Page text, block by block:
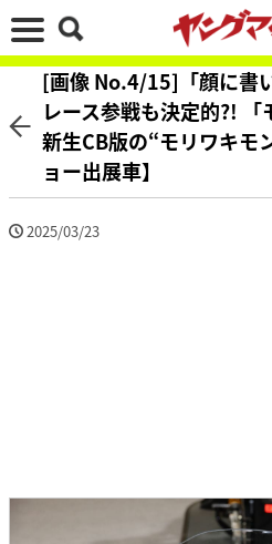
[画像 No.4/15]「顔に書
レース参戦も決定的?!
新生CB版の“モリワキモ
ョー出展車】
2025/03/23